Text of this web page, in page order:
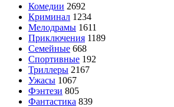
Комедии 2692
Криминал 1234
Мелодрамы 1611
Приключения 1189
Семейные 668
Спортивные 192
Триллеры 2167
Ужасы 1067
Фэнтези 805
Фантастика 839